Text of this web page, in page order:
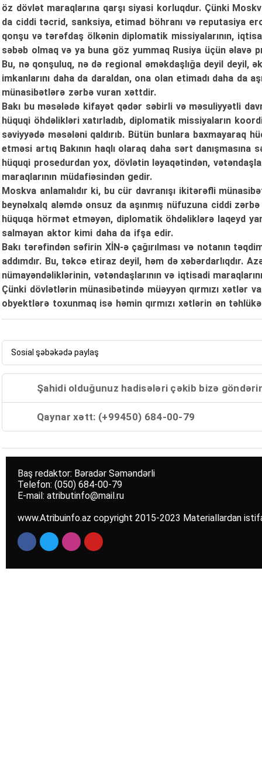
öz dövlət maraqlarına qarşı siyasi korluqdur. Çünki
da ciddi təcrid, sanksiya, etimad böhranı və reputasiya
qonşu və tərəfdaş ölkənin diplomatik missiyalarının,
səbəb olmaq və ya buna göz yummaq Rusiya üçün əlavə
Bu, nə qonşuluq, nə də regional əməkdaşlığa deyil deyil,
imkanlarını daha da daraldan, ona olan etimadı daha da
münasibətlərə zərbə vuran xəttdir.
Bakı bu məsələdə kifayət qədər səbirli və məsuliyyətli
hüquqi öhdəlikləri xatırladıb, diplomatik missiyaların
səviyyədə məsələni qaldırıb. Bütün bunlara baxmayaraq
etməsi artıq Bakının haqlı olaraq daha sərt danışmasına
hüquqi prosedurdan yox, dövlətin ləyaqətindən,
maraqlarının müdafiəsindən gedir.
Moskva anlamalıdır ki, bu cür davranışı ikitərəfli
beynəlxalq aləmdə onsuz da aşınmış nüfuzuna ciddi zərbə
hüquqa hörmət etməyən, diplomatik öhdəliklərə laqeyd
salmayan aktor kimi daha da ifşa edir.
Bakı tərəfindən səfirin XİN-ə çağırılması və notanın
addımdır. Bu, təkcə etiraz deyil, həm də xəbərdarlıqdır.
nümayəndəliklərinin, vətəndaşlarının və iqtisadi
Çünki dövlətlərin münasibətində müəyyən qırmızı xətlər
obyektlərə toxunmaq isə həmin qırmızı xətlərin ən
Sosial şəbəkədə paylaş
Şahidi olduğunuz hadisələri çəkib bizə
Qaynar xətt: (+99450) 684-00-79
Baş redaktor: Bəradər Səməndərli
Telefon: (050) 684-00-79
E-mail: atributinfo@mail.ru
www.Atribuinfo.az copyright 2015-2023 Materiallardan